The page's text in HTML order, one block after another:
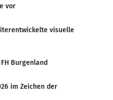
vor
visuelle
Burgenland
im Zeichen der